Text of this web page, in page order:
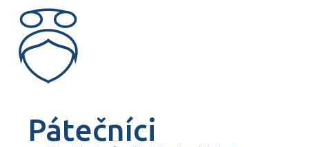
content
Pátečníci